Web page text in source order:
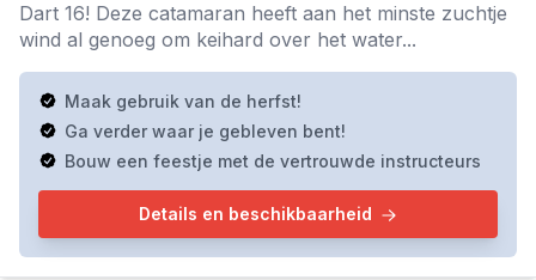
Dart 16! Deze catamaran heeft aan het minste zuchtje
wind al genoeg om keihard over het water...
Maak gebruik van de herfst!
Ga verder waar je gebleven bent!
Bouw een feestje met de vertrouwde instructeurs
Details en beschikbaarheid